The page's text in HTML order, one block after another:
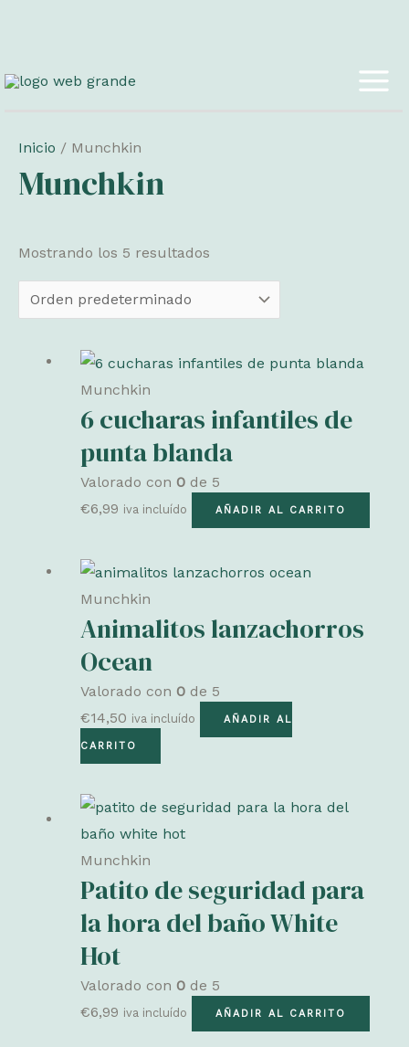
al
Inicio / Munchkin
Munchkin
Mostrando los 5 resultados
Munchkin
6 cucharas infantiles de
punta blanda
Valorado con 0 de 5
€6,99 iva incluído AÑADIR AL CARRITO
Munchkin
Animalitos lanzachorros
Ocean
Valorado con 0 de 5
€14,50 iva incluído AÑADIR AL
CARRITO
Munchkin
Patito de seguridad para
la hora del baño White
Hot
Valorado con 0 de 5
€6,99 iva incluído AÑADIR AL CARRITO